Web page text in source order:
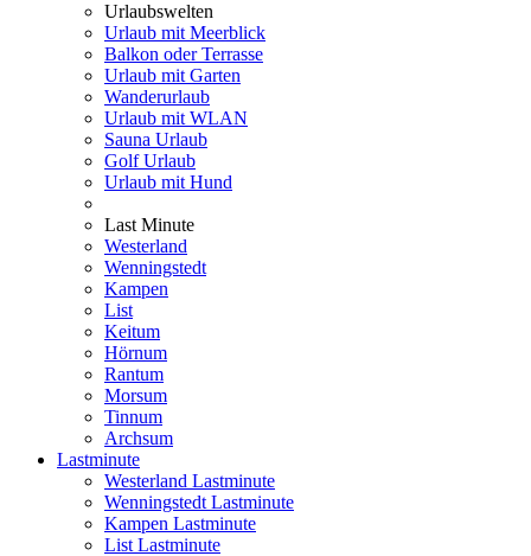
Urlaubswelten
Urlaub mit Meerblick
Balkon oder Terrasse
Urlaub mit Garten
Wanderurlaub
Urlaub mit WLAN
Sauna Urlaub
Golf Urlaub
Urlaub mit Hund
Last Minute
Westerland
Wenningstedt
Kampen
List
Keitum
Hörnum
Rantum
Morsum
Tinnum
Archsum
Lastminute
Westerland Lastminute
Wenningstedt Lastminute
Kampen Lastminute
List Lastminute